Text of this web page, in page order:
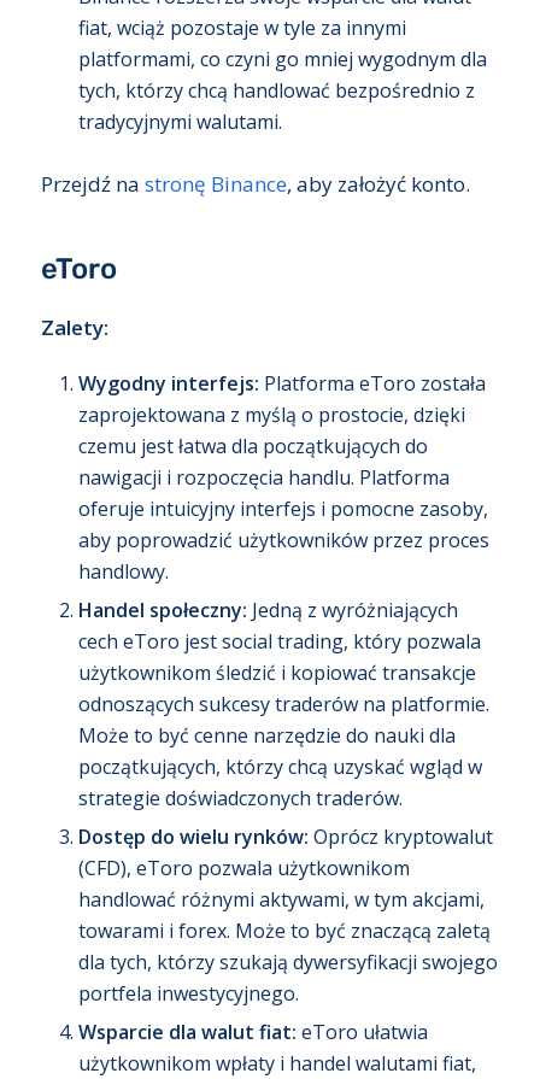
fiat, wciąż pozostaje w tyle za innymi
platformami, co czyni go mniej wygodnym dla
tych, którzy chcą handlować bezpośrednio z
tradycyjnymi walutami.
Przejdź na stronę Binance, aby założyć konto.
eToro
Zalety:
Wygodny interfejs: Platforma eToro została
zaprojektowana z myślą o prostocie, dzięki
czemu jest łatwa dla początkujących do
nawigacji i rozpoczęcia handlu. Platforma
oferuje intuicyjny interfejs i pomocne zasoby,
aby poprowadzić użytkowników przez proces
handlowy.
Handel społeczny: Jedną z wyróżniających
cech eToro jest social trading, który pozwala
użytkownikom śledzić i kopiować transakcje
odnoszących sukcesy traderów na platformie.
Może to być cenne narzędzie do nauki dla
początkujących, którzy chcą uzyskać wgląd w
strategie doświadczonych traderów.
Dostęp do wielu rynków: Oprócz kryptowalut
(CFD), eToro pozwala użytkownikom
handlować różnymi aktywami, w tym akcjami,
towarami i forex. Może to być znaczącą zaletą
dla tych, którzy szukają dywersyfikacji swojego
portfela inwestycyjnego.
Wsparcie dla walut fiat: eToro ułatwia
użytkownikom wpłaty i handel walutami fiat,